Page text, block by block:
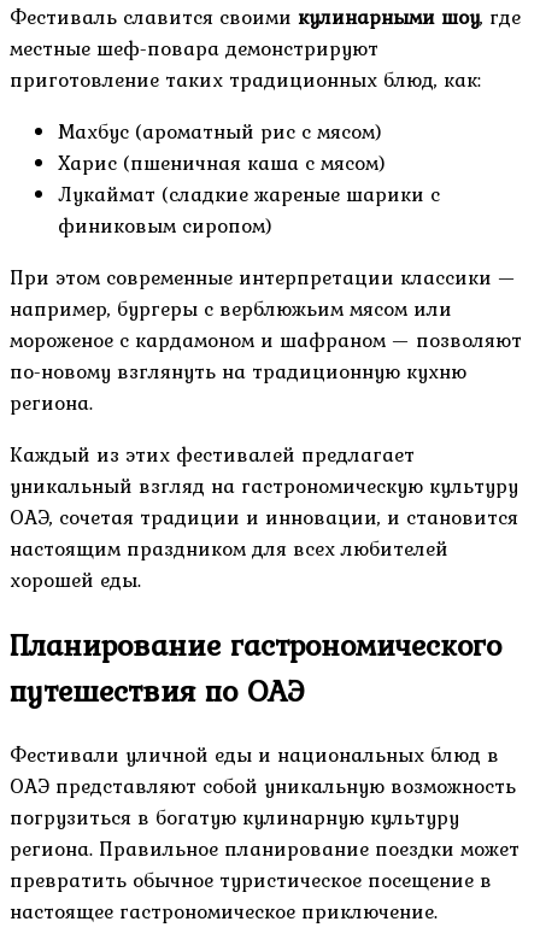
Фестиваль славится своими кулинарными шоу, где
местные шеф-повара демонстрируют
приготовление таких традиционных блюд, как:
Махбус (ароматный рис с мясом)
Харис (пшеничная каша с мясом)
Лукаймат (сладкие жареные шарики с
финиковым сиропом)
При этом современные интерпретации классики —
например, бургеры с верблюжьим мясом или
мороженое с кардамоном и шафраном — позволяют
по-новому взглянуть на традиционную кухню
региона.
Каждый из этих фестивалей предлагает
уникальный взгляд на гастрономическую культуру
ОАЭ, сочетая традиции и инновации, и становится
настоящим праздником для всех любителей
хорошей еды.
Планирование гастрономического
путешествия по ОАЭ
Фестивали уличной еды и национальных блюд в
ОАЭ представляют собой уникальную возможность
погрузиться в богатую кулинарную культуру
региона. Правильное планирование поездки может
превратить обычное туристическое посещение в
настоящее гастрономическое приключение.